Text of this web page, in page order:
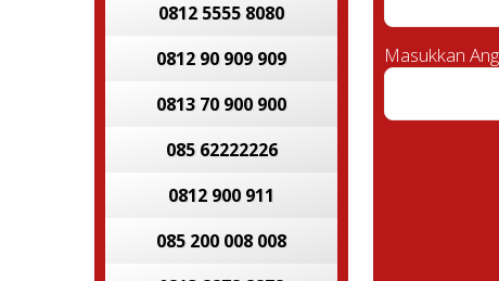
0812 5555 8080
0812 90 909 909
0813 70 900 900
085 62222226
0812 900 911
085 200 008 008
Masukkan